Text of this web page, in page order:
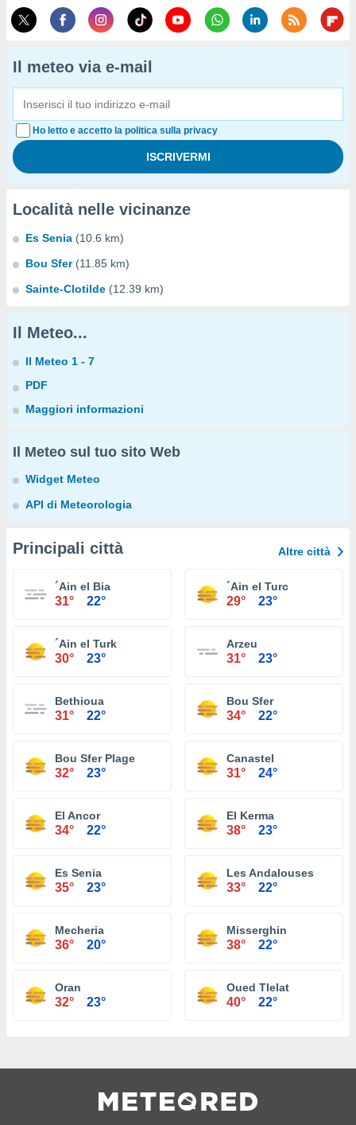
Il meteo via e-mail
Ho letto e accetto la politica sulla privacy
Località nelle vicinanze
Es Senia (10.6 km)
Bou Sfer (11.85 km)
Sainte-Clotilde (12.39 km)
Il Meteo...
Il Meteo 1 - 7
PDF
Maggiori informazioni
Il Meteo sul tuo sito Web
Widget Meteo
API di Meteorologia
Principali città Altre città
´Ain el Bia
31° 22°
´Ain el Turc
29° 23°
´Ain el Turk
30° 23°
Arzeu
31° 23°
Bethioua
31° 22°
Bou Sfer
34° 22°
Bou Sfer Plage
32° 23°
Canastel
31° 24°
El Ancor
34° 22°
El Kerma
38° 23°
Es Senia
35° 23°
Les Andalouses
33° 22°
Mecheria
36° 20°
Misserghin
38° 22°
Oran
32° 23°
Oued Tlelat
40° 22°